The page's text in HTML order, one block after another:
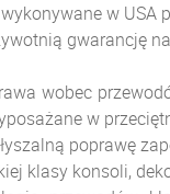
w
gwarancję
wobec
w
poprawę
klasy konsoli,